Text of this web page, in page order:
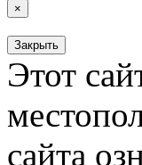
×
Закрыть
Этот
сайта